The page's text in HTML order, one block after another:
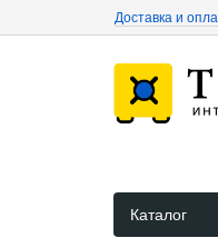
Доставка и
Каталог